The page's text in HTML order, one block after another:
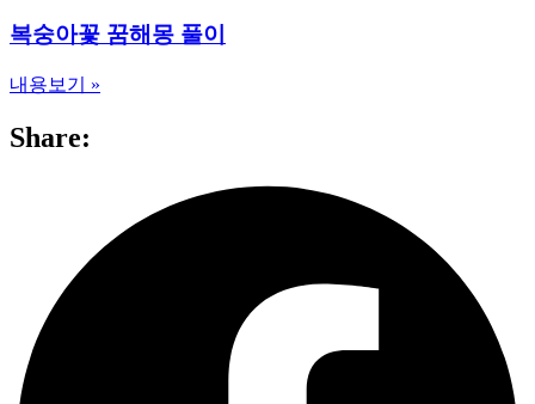
복숭아꽃 꿈해몽 풀이
내용보기 »
Share: